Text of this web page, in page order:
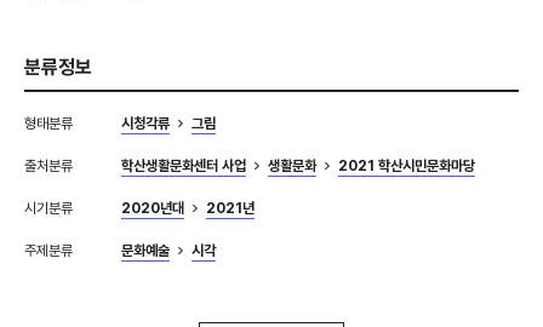
분류정보
형태분류 시청각류 그림
출처분류 학산생활문화센터 사업 생활문화 2021 학산시민문화마당
시기분류 2020년대 2021년
주제분류 문화예술 시각